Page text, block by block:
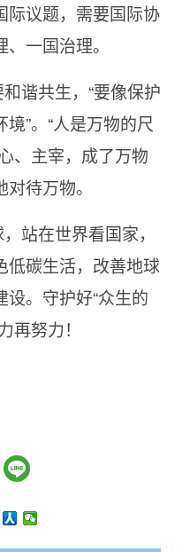
际议题，需要国际协
一国治理。
谐共生，“要像保护
”。“人是万物的尺
、主宰，成了万物
待万物。
站在世界看国家，
低碳生活，改善地球
。守护好“众生的
再努力！